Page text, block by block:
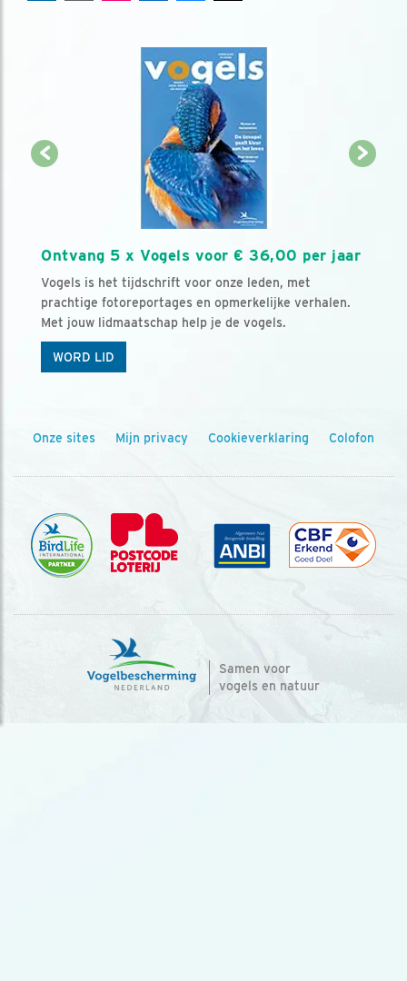
Ontvang 5 x Vogels voor € 36,00 per jaar
Vogels is het tijdschrift voor onze leden, met
prachtige fotoreportages en opmerkelijke verhalen.
Met jouw lidmaatschap help je de vogels.
WORD LID
Onze sites Mijn privacy Cookieverklaring Colofon
Samen voor
vogels en natuur